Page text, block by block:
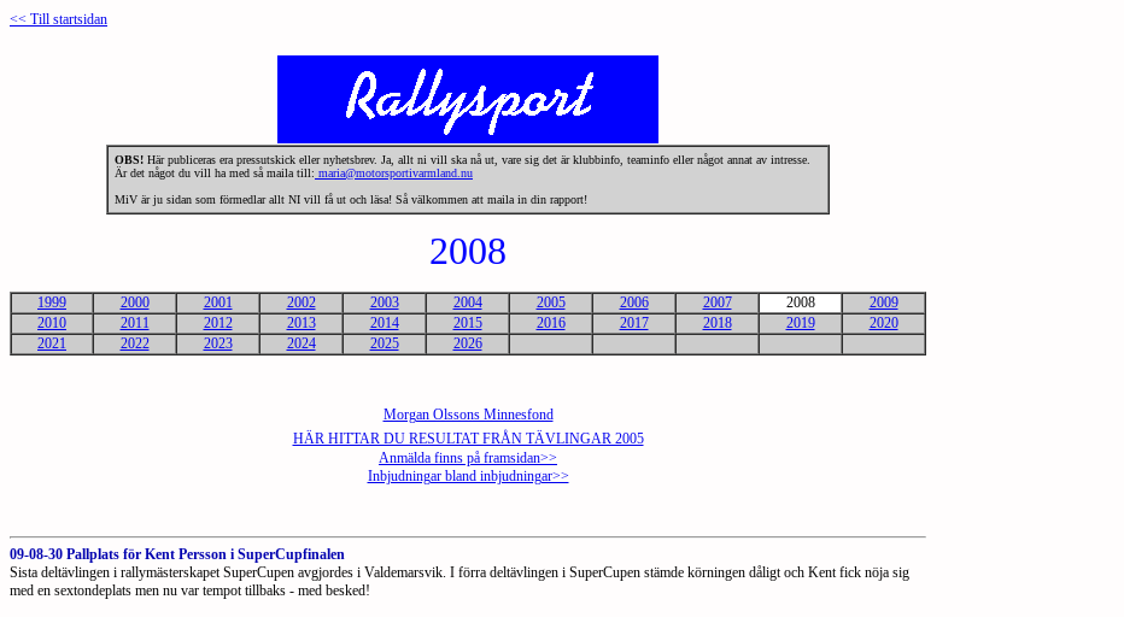
<< Till startsidan
OBS! Här publiceras era pressutskick eller nyhetsbrev. Ja, allt ni vill ska nå ut, vare sig det är klubbinfo, teaminfo eller något annat av intresse.
Är det något du vill ha med så maila till: maria@motorsportivarmland.nu
MiV är ju sidan som förmedlar allt NI vill få ut och läsa! Så välkommen att maila in din rapport!
2008
1999 2000 2001 2002 2003 2004 2005 2006 2007 2008
2009
2010
2011 2012 2013 2014 2015 2016 2017 2018 2019
2020
2021
2022 2023 2024 2025 2026
Morgan Olssons Minnesfond
HÄR HITTAR DU RESULTAT FRÅN TÄVLINGAR 2005
Anmälda finns på framsidan>>
Inbjudningar bland inbjudningar>>
09-08-30 Pallplats för Kent Persson i SuperCupfinalen
Sista deltävlingen i rallymästerskapet SuperCupen avgjordes i Valdemarsvik. I förra deltävlingen i SuperCupen stämde körningen dåligt och Kent fick nöja sig
med en sextondeplats men nu var tempot tillbaks - med besked!